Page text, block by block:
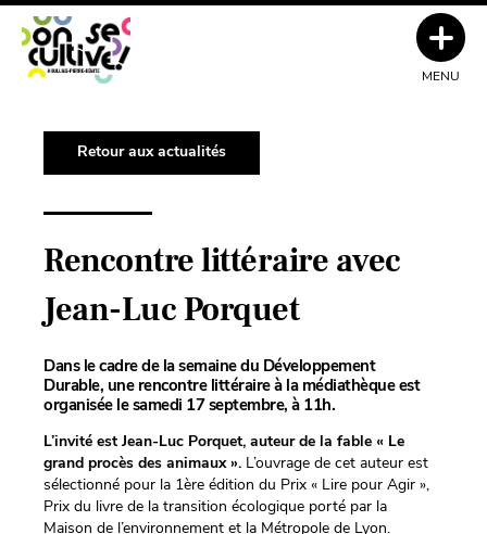
Retour aux actualités
Rencontre littéraire avec
Jean-Luc Porquet
Dans le cadre de la semaine du Développement
Durable, une rencontre littéraire à la médiathèque est
organisée le samedi 17 septembre, à 11h.
L’invité est Jean-Luc Porquet, auteur de la fable « Le
grand procès des animaux ». L’ouvrage de cet auteur est
sélectionné pour la 1ère édition du Prix « Lire pour Agir »,
Prix du livre de la transition écologique porté par la
Maison de l’environnement et la Métropole de Lyon.
MENU